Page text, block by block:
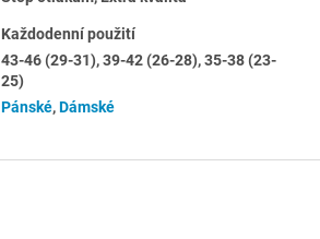
Každodenní použití
43-46 (29-31), 39-42 (26-28), 35-38 (23-
25)
Pánské,Dámské